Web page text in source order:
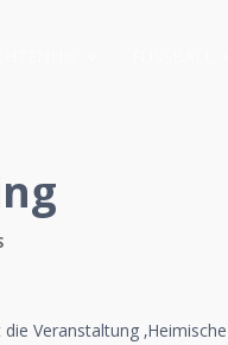
Veranstaltung